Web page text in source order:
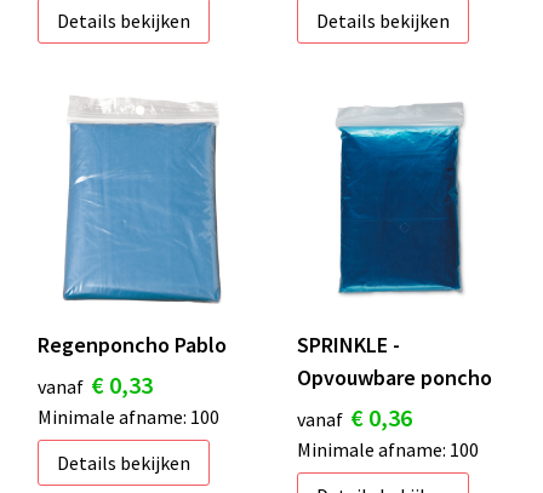
Details bekijken
Details bekijken
Regenponcho Pablo
vanaf € 0,33
Minimale afname: 100
Details bekijken
SPRINKLE -
Opvouwbare poncho
vanaf € 0,36
Minimale afname: 100